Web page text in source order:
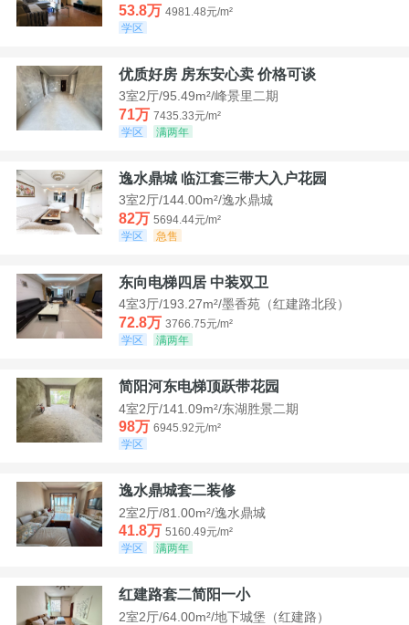
53.8万 4981.48元/m²
学区
优质好房 房东安心卖 价格可谈
3室2厅/95.49m²/峰景里二期
71万 7435.33元/m²
学区
满两年
逸水鼎城 临江套三带大入户花园
3室2厅/144.00m²/逸水鼎城
82万 5694.44元/m²
学区
急售
东向电梯四居 中装双卫
4室3厅/193.27m²/墨香苑（红建路北段）
72.8万 3766.75元/m²
学区
满两年
简阳河东电梯顶跃带花园
4室2厅/141.09m²/东湖胜景二期
98万 6945.92元/m²
学区
逸水鼎城套二装修
2室2厅/81.00m²/逸水鼎城
41.8万 5160.49元/m²
学区
满两年
红建路套二简阳一小
2室2厅/64.00m²/地下城堡（红建路）